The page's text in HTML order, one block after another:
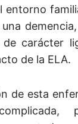
entorno
carácter
de la ELA.
de esta